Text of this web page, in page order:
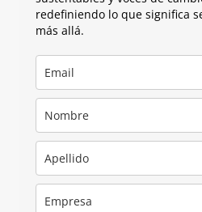
redefiniendo lo que significa
más allá.